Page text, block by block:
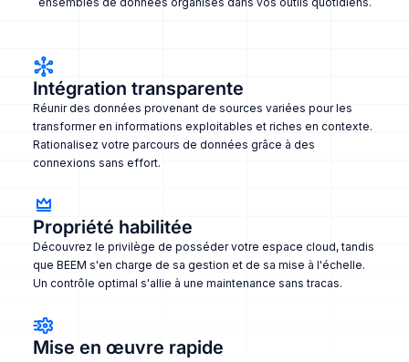
Intégration transparente
Réunir des données provenant de sources variées pour les
transformer en informations exploitables et riches en contexte.
Rationalisez votre parcours de données grâce à des
connexions sans effort.
Propriété habilitée
Découvrez le privilège de posséder votre espace cloud, tandis
que BEEM s'en charge de sa gestion et de sa mise à l'échelle.
Un contrôle optimal s'allie à une maintenance sans tracas.
Mise en œuvre rapide